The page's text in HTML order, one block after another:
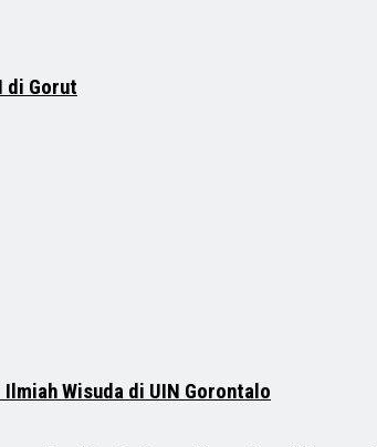
di Gorut
Ilmiah Wisuda di UIN Gorontalo